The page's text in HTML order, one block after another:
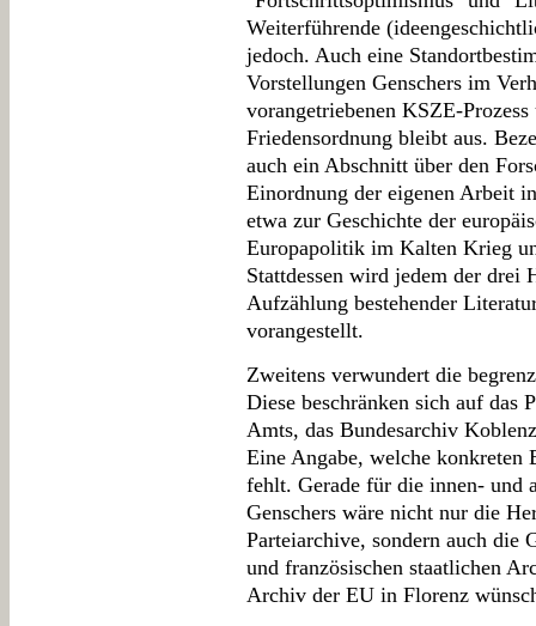
Weiterführende
jedoch. Auch eine
Vorstellungen Genschers im
vorangetriebenen KSZE-
Friedensordnung bleibt aus.
auch ein Abschnitt über den
Einordnung der eigenen Arbeit
etwa zur Geschichte der
Europapolitik im Kalten Krieg
Stattdessen wird jedem der
Aufzählung bestehender
vorangestellt.
Zweitens verwundert die
Diese beschränken sich auf das
Amts, das Bundesarchiv
Eine Angabe, welche konkreten
fehlt. Gerade für die innen- und
Genschers wäre nicht nur die
Parteiarchive, sondern auch die
und französischen staatlichen
Archiv der EU in Florenz